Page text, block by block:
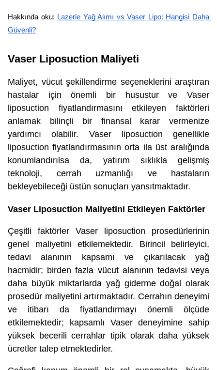
Hakkında oku: Lazerle Yağ Alımı vs Vaser Lipo: Hangisi Daha
Güvenli?
Vaser Liposuction Maliyeti
Maliyet, vücut şekillendirme seçeneklerini araştıran
hastalar için önemli bir husustur ve Vaser
liposuction fiyatlandırmasını etkileyen faktörleri
anlamak bilinçli bir finansal karar vermenize
yardımcı olabilir. Vaser liposuction genellikle
liposuction fiyatlandırmasının orta ila üst aralığında
konumlandırılsa da, yatırım sıklıkla gelişmiş
teknoloji, cerrah uzmanlığı ve hastaların
bekleyebileceği üstün sonuçları yansıtmaktadır.
Vaser Liposuction Maliyetini Etkileyen Faktörler
Çeşitli faktörler Vaser liposuction prosedürlerinin
genel maliyetini etkilemektedir. Birincil belirleyici,
tedavi alanının kapsamı ve çıkarılacak yağ
hacmidir; birden fazla vücut alanının tedavisi veya
daha büyük miktarlarda yağ giderme doğal olarak
prosedür maliyetini artırmaktadır. Cerrahın deneyimi
ve itibarı da fiyatlandırmayı önemli ölçüde
etkilemektedir; kapsamlı Vaser deneyimine sahip
yüksek becerili cerrahlar tipik olarak daha yüksek
ücretler talep etmektedirler.